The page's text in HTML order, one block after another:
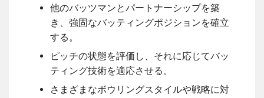
他のバッツマンとパートナーシップを築
き、強固なバッティングポジションを確立
する。
ピッチの状態を評価し、それに応じてバッ
ティング技術を適応させる。
さまざまなボウリングスタイルや戦略に対